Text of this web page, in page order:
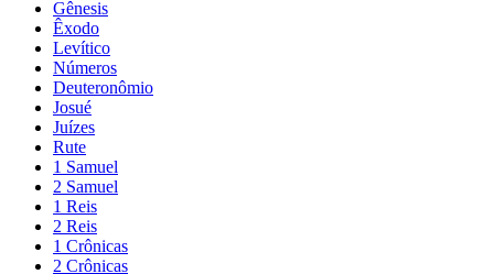
Gênesis
Êxodo
Levítico
Números
Deuteronômio
Josué
Juízes
Rute
1 Samuel
2 Samuel
1 Reis
2 Reis
1 Crônicas
2 Crônicas